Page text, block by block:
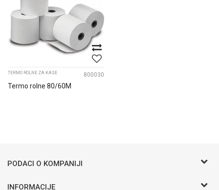
TERMO ROLNE ZA KASE 800030
Termo rolne 80/60M
PODACI O KOMPANIJI
BIRO COMMERCE D.O.O
INFORMACIJE